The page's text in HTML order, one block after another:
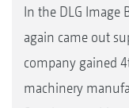
In the DLG Image
again came out
company gained
machinery